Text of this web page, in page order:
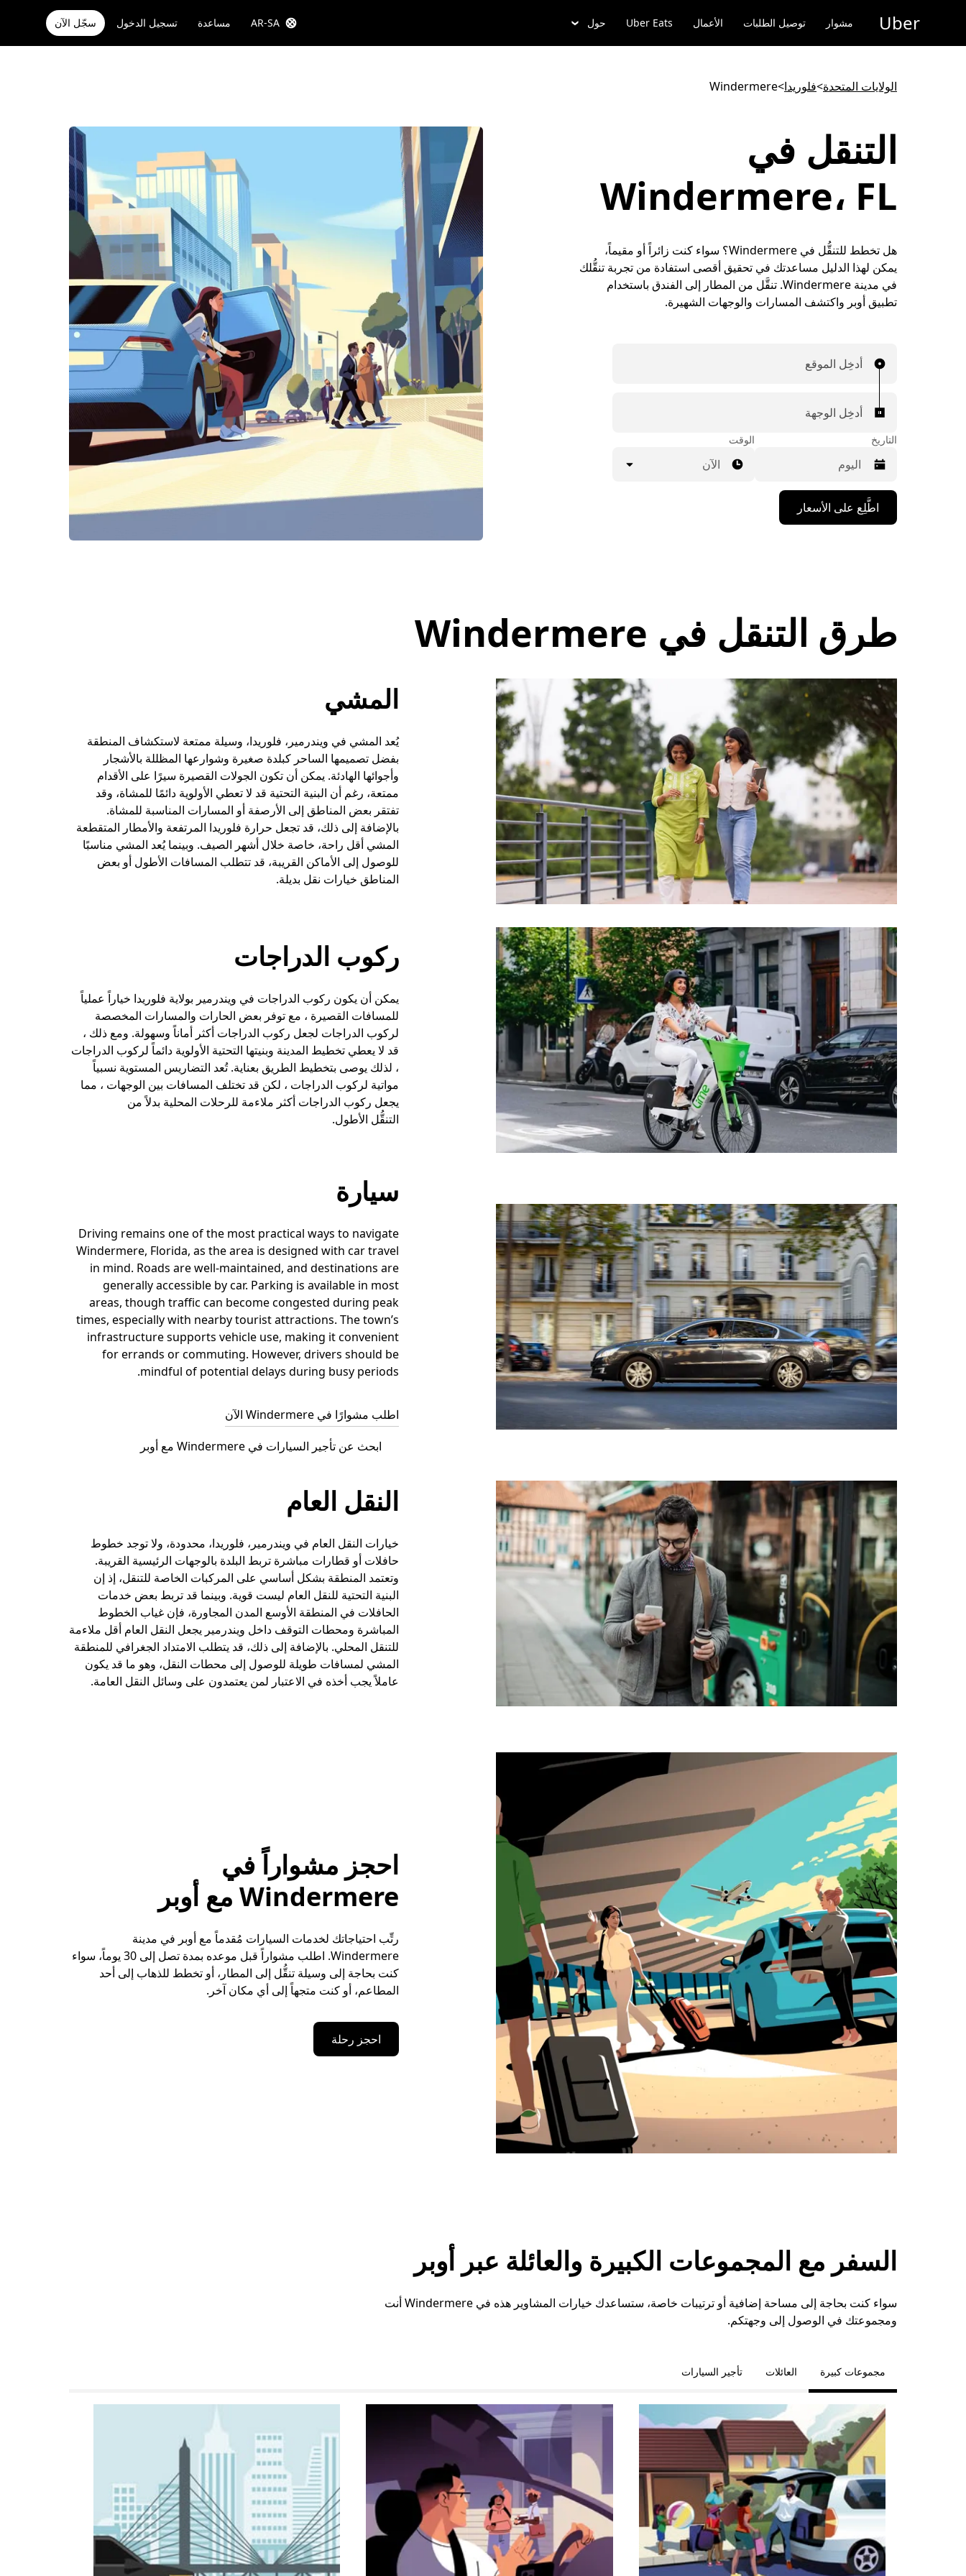
المحتوى
Uber مشوار توصيل الطلبات الأعمال Uber Eats حول AR-SA مساعدة تسجيل الدخول سجّل الآن
الولايات المتحدة>فلوريدا>
Windermere
التنقل في
Windermere، FL
هل تخطط للتنقُّل في Windermere؟ سواء كنت زائراً أو مقيماً،
يمكن لهذا الدليل مساعدتك في تحقيق أقصى استفادة من تجربة تنقُّلك
في مدينة Windermere. تنقَّل من المطار إلى الفندق باستخدام
تطبيق أوبر واكتشف المسارات والوجهات الشهيرة.
أدخِل الموقع
أدخِل الوجهة
التاريخ
اضغط
على
مفتاح
اضغط
على
الخروج
لإغلاق
التقويم.
الوقت
الآن
اطَّلِع على الأسعار
طرق التنقل في Windermere
المشي
يُعد المشي في ويندرمير، فلوريدا، وسيلة ممتعة لاستكشاف المنطقة
بفضل تصميمها الساحر كبلدة صغيرة وشوارعها المظللة بالأشجار
وأجوائها الهادئة. يمكن أن تكون الجولات القصيرة سيرًا على الأقدام
ممتعة، رغم أن البنية التحتية قد لا تعطي الأولوية دائمًا للمشاة، وقد
تفتقر بعض المناطق إلى الأرصفة أو المسارات المناسبة للمشاة.
بالإضافة إلى ذلك، قد تجعل حرارة فلوريدا المرتفعة والأمطار المتقطعة
المشي أقل راحة، خاصة خلال أشهر الصيف. وبينما يُعد المشي مناسبًا
للوصول إلى الأماكن القريبة، قد تتطلب المسافات الأطول أو بعض
المناطق خيارات نقل بديلة.
ركوب الدراجات
يمكن أن يكون ركوب الدراجات في ويندرمير بولاية فلوريدا خياراً عملياً
للمسافات القصيرة ، مع توفر بعض الحارات والمسارات المخصصة
لركوب الدراجات لجعل ركوب الدراجات أكثر أماناً وسهولة. ومع ذلك ،
قد لا يعطي تخطيط المدينة وبنيتها التحتية الأولوية دائماً لركوب الدراجات
، لذلك يوصى بتخطيط الطريق بعناية. تُعد التضاريس المستوية نسبياً
مواتية لركوب الدراجات ، لكن قد تختلف المسافات بين الوجهات ، مما
يجعل ركوب الدراجات أكثر ملاءمة للرحلات المحلية بدلاً من
التنقُّل الأطول.
سيارة
Driving remains one of the most practical ways to navigate
Windermere, Florida, as the area is designed with car travel
in mind. Roads are well-maintained, and destinations are
generally accessible by car. Parking is available in most
areas, though traffic can become congested during peak
times, especially with nearby tourist attractions. The town’s
infrastructure supports vehicle use, making it convenient
for errands or commuting. However, drivers should be
mindful of potential delays during busy periods.
اطلب مشوارًا في Windermere الآن
ابحث عن تأجير السيارات في Windermere مع أوبر
النقل العام
خيارات النقل العام في ويندرمير، فلوريدا، محدودة، ولا توجد خطوط
حافلات أو قطارات مباشرة تربط البلدة بالوجهات الرئيسية القريبة.
وتعتمد المنطقة بشكل أساسي على المركبات الخاصة للتنقل، إذ إن
البنية التحتية للنقل العام ليست قوية. وبينما قد تربط بعض خدمات
الحافلات في المنطقة الأوسع المدن المجاورة، فإن غياب الخطوط
المباشرة ومحطات التوقف داخل ويندرمير يجعل النقل العام أقل ملاءمة
للتنقل المحلي. بالإضافة إلى ذلك، قد يتطلب الامتداد الجغرافي للمنطقة
المشي لمسافات طويلة للوصول إلى محطات النقل، وهو ما قد يكون
عاملاً يجب أخذه في الاعتبار لمن يعتمدون على وسائل النقل العامة.
احجز مشواراً في
Windermere مع أوبر
رتِّب احتياجاتك لخدمات السيارات مُقدماً مع أوبر في مدينة
Windermere. اطلب مشواراً قبل موعده بمدة تصل إلى 30 يوماً، سواء
كنت بحاجة إلى وسيلة تنقُّل إلى المطار، أو تخطط للذهاب إلى أحد
المطاعم، أو كنت متجهاً إلى أي مكان آخر.
احجز رحلة
السفر مع المجموعات الكبيرة والعائلة عبر أوبر
سواء كنت بحاجة إلى مساحة إضافية أو ترتيبات خاصة، ستساعدك خيارات المشاوير هذه في Windermere أنت
ومجموعتك في الوصول إلى وجهتكم.
مجموعات كبيرة العائلات تأجير السيارات